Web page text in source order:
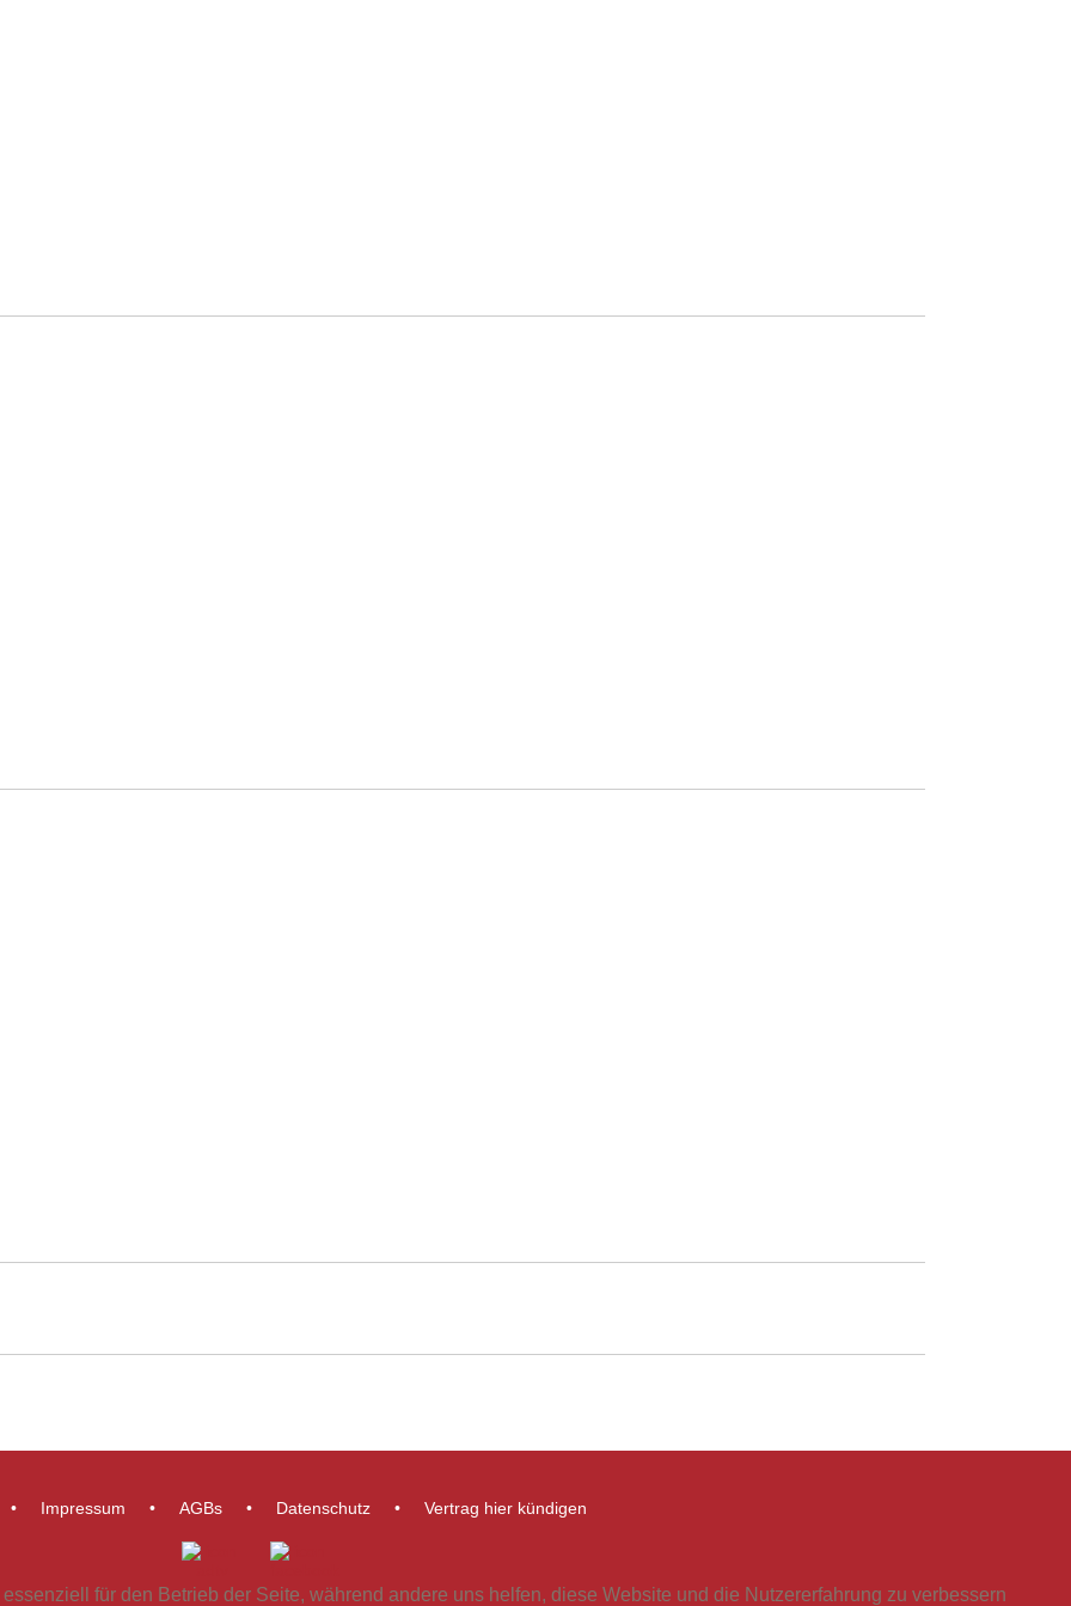
Impressum AGBs Datenschutz Vertrag hier kündigen
für den Betrieb der Seite, während andere uns helfen, diese Website und die Nutzererfahrung zu verbessern